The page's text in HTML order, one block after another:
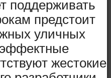
поддерживать
предстоит
уличных
жестокие